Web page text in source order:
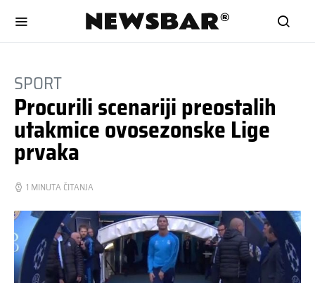
SPORT
Procurili scenariji preostalih
utakmice ovosezonske Lige
prvaka
1 MINUTA ČITANJA